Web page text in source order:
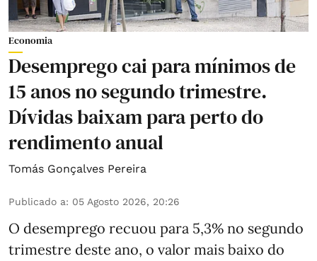
Economia
Desemprego cai para mínimos de
15 anos no segundo trimestre.
Dívidas baixam para perto do
rendimento anual
Tomás Gonçalves Pereira
Publicado a: 05 Agosto 2026, 20:26
O desemprego recuou para 5,3% no segundo
trimestre deste ano, o valor mais baixo do